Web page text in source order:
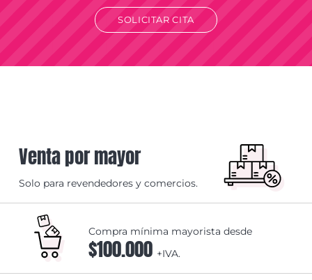
SOLICITAR CITA
Venta por mayor
Solo para revendedores y comercios.
Compra mínima mayorista desde
$100.000 +IVA.